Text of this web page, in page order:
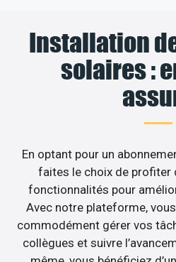
Installation
solaires :
En optant pour un
faites le choix de profiter
fonctionnalités pour
Avec notre plateforme,
commodément gérer vos
collègues et suivre